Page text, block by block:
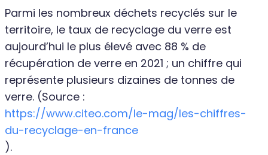
Parmi les nombreux déchets recyclés sur le
territoire, le taux de recyclage du verre est
aujourd’hui le plus élevé avec 88 % de
récupération de verre en 2021 ; un chiffre qui
représente plusieurs dizaines de tonnes de
verre. (Source :
https://www.citeo.com/le-mag/les-chiffres-
du-recyclage-en-france
).